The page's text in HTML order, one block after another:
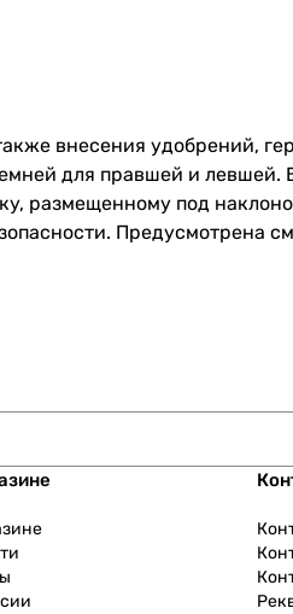
внесения удобрений,
для правшей и левшей.
размещенному под
Предусмотрена